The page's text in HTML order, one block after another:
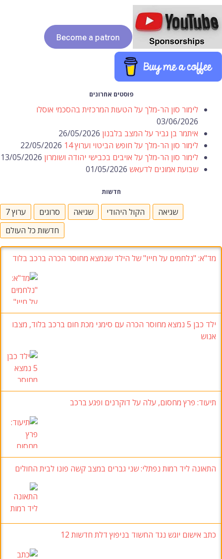
פוסטים אחרונים
לימור סון הר-מלך על הטעות המרכזית בהסכמי אוסלו
03/06/2026
איתמר בן גביר על המצב בלבנון 26/05/2026
לימור סון הר-מלך על חופש הביטוי וערוץ 14
22/05/2026
לימור סון הר-מלך על אויבים בכבישי יהודה ושומרון 13/05/2026
שבועת אמונים לדעאש 01/05/2026
חדשות
ערוץ 7 סרוגים שגיאה הקול היהודי
שגיאה
חדשות כל העולם
מד"א: "נלחמים על חייו"של הילד שנמצא מחוסר הכרה ברכב בלוד
ילד כבן 5 נמצא מחוסר הכרה עם סימני מכת חום ברכב בלוד, מצבו
אנוש
תיעוד: פרץ מחסום, עלה על דוקרנים ופגע ברכב
התאונה ליד רמות נפתלי:שני גברים במצב קשה פונו לבית החולים
כתב אישום יוגש נגד החשוד בניפוץ דלת חדשות